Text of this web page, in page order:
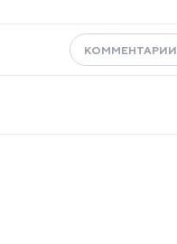
КОММЕНТАРИИ